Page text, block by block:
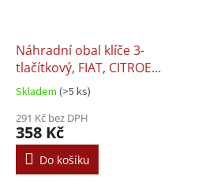
Náhradní obal klíče 3-
tlačítkový, FIAT, CITROEN,
PEUGEOT (SIP22)
Skladem (>5 ks)
291 Kč bez DPH
358 Kč
Do košíku